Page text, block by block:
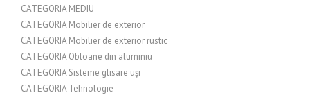
CATEGORIA MEDIU
CATEGORIA Mobilier de exterior
CATEGORIA Mobilier de exterior rustic
CATEGORIA Obloane din aluminiu
CATEGORIA Sisteme glisare uși
CATEGORIA Tehnologie